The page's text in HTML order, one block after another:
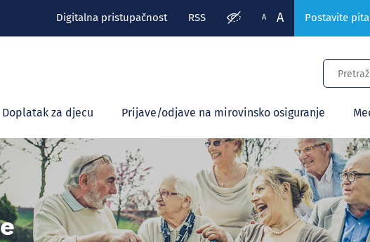
Digitalna pristupačnost RSS A A Postavite
Doplatak za djecu Prijave/odjave na mirovinsko osiguranje